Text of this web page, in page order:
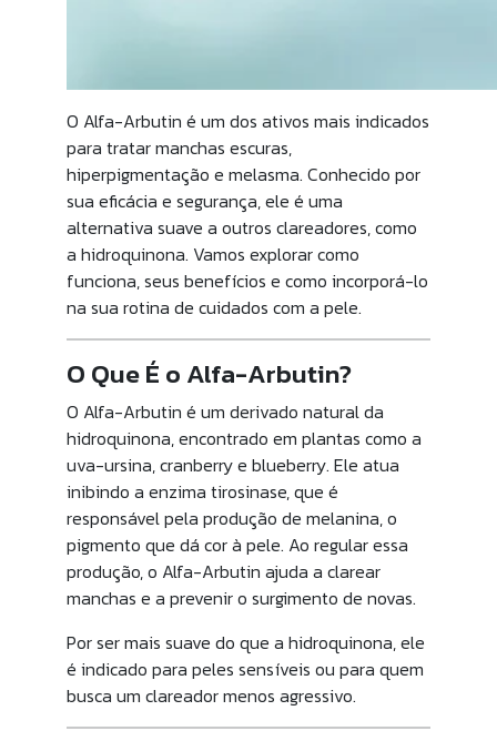
O Alfa-Arbutin é um dos ativos mais indicados
para tratar manchas escuras,
hiperpigmentação e melasma. Conhecido por
sua eficácia e segurança, ele é uma
alternativa suave a outros clareadores, como
a hidroquinona. Vamos explorar como
funciona, seus benefícios e como incorporá-lo
na sua rotina de cuidados com a pele.
O Que É o Alfa-Arbutin?
O Alfa-Arbutin é um derivado natural da
hidroquinona, encontrado em plantas como a
uva-ursina, cranberry e blueberry. Ele atua
inibindo a enzima tirosinase, que é
responsável pela produção de melanina, o
pigmento que dá cor à pele. Ao regular essa
produção, o Alfa-Arbutin ajuda a clarear
manchas e a prevenir o surgimento de novas.
Por ser mais suave do que a hidroquinona, ele
é indicado para peles sensíveis ou para quem
busca um clareador menos agressivo.